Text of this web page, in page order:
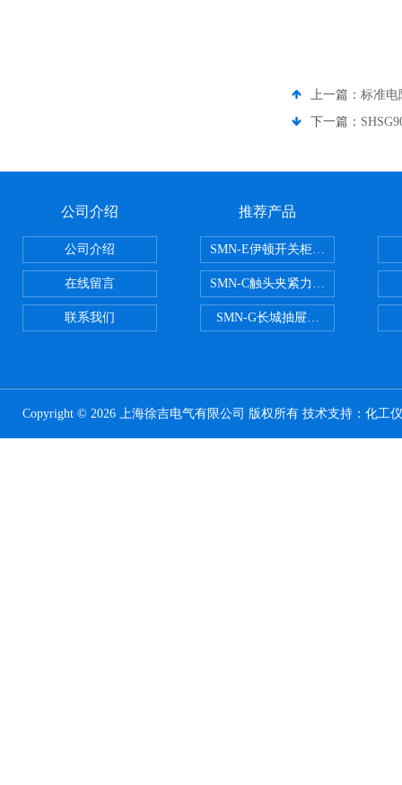
上一篇： 标准电
下一篇：
公司介绍
公司介绍
在线留言
联系我们
推荐产品
SMN-E伊顿开关柜触头夹紧力检
SMN-C触头夹紧力检测仪
SMN-G长城抽屉开关柜触头夹紧
Copyright © 2026 上海徐吉电气有限公司 版权所有 技术支持： 化工